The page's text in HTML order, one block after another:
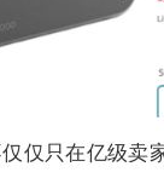
仅只在亿级卖